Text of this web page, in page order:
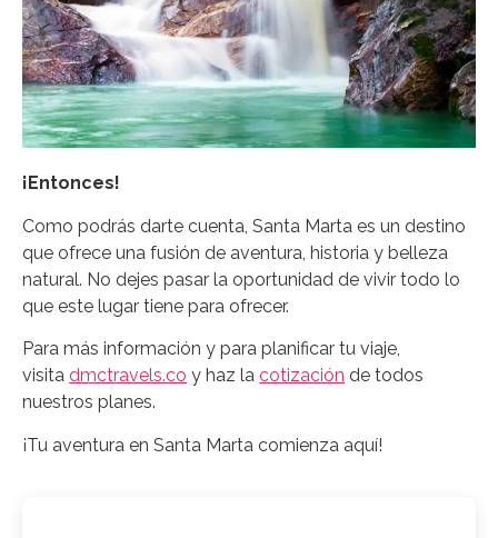
¡Entonces!
Como podrás darte cuenta, Santa Marta es un destino
que ofrece una fusión de aventura, historia y belleza
natural. No dejes pasar la oportunidad de vivir todo lo
que este lugar tiene para ofrecer.
Para más información y para planificar tu viaje,
visita dmctravels.co y haz la cotización de todos
nuestros planes.
¡Tu aventura en Santa Marta comienza aquí!